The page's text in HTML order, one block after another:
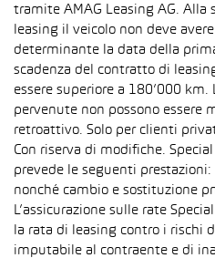
tramite AMAG Leasing AG. Alla
leasing il veicolo non deve
determinante la data della
scadenza del contratto di
essere superiore a 180’000
pervenute non possono essere
retroattivo. Solo per clienti
Con riserva di modifiche.
prevede le seguenti
nonché cambio e sostituzione
L’assicurazione sulle rate
la rata di leasing contro i rischi
imputabile al contraente e di